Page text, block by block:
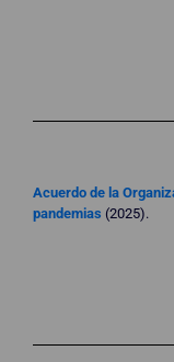
Acuerdo de la
pandemias (2025).